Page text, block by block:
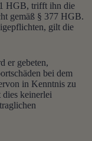
HGB, trifft ihn die
gemäß § 377 HGB.
gilt die
er gebeten,
bei dem
in Kenntnis zu
keinerlei